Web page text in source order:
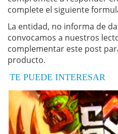
complete el siguiente
La entidad, no informa de
convocamos a nuestros
complementar este post
producto.
TE PUEDE INTERESAR